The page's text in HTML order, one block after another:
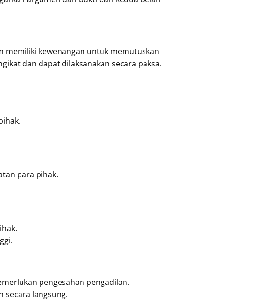
memiliki kewenangan untuk memutuskan
dan dapat dilaksanakan secara paksa.
para pihak.
pengesahan pengadilan.
secara langsung.